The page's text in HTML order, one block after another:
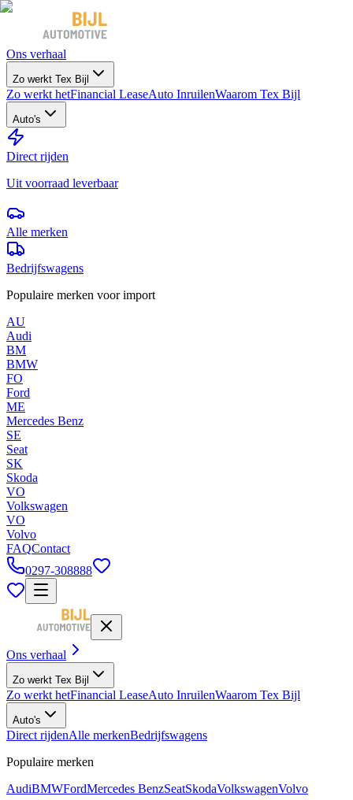
Ons verhaal
Zo werkt Tex Bijl
Zo werkt hetFinancial LeaseAuto InruilenWaarom Tex Bijl
Auto's
Direct rijden
Uit voorraad leverbaar
Alle merken
Bedrijfswagens
Populaire merken voor import
AU
Audi
BM
BMW
FO
Ford
ME
Mercedes Benz
SE
Seat
SK
Skoda
VO
Volkswagen
VO
Volvo
FAQContact
0297-308888
Ons verhaal
Zo werkt Tex Bijl
Zo werkt hetFinancial LeaseAuto InruilenWaarom Tex Bijl
Auto's
Direct rijdenAlle merkenBedrijfswagens
Populaire merken
AudiBMWFordMercedes BenzSeatSkodaVolkswagenVolvo